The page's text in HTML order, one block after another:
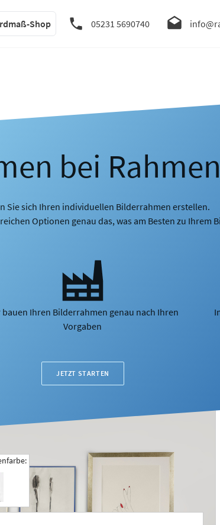
Shop 05231 5690740
bei
Sie sich Ihren individuellen Bilderrahmen erstellen.
Optionen genau das, was am Besten zu Ihrem
bauen Ihren Bilderrahmen genau nach Ihren
Vorgaben
JETZT STARTEN